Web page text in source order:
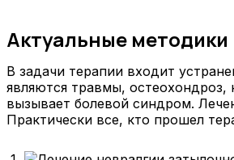
Актуальные методики
В задачи терапии входит
являются травмы,
вызывает болевой синдром.
Практически все, кто прошел